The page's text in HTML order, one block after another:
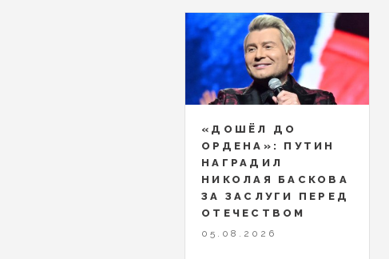
«ДОШЁЛ ДО
ОРДЕНА»: ПУТИН
НАГРАДИЛ
НИКОЛАЯ БАСКОВА
ЗА ЗАСЛУГИ ПЕРЕД
ОТЕЧЕСТВОМ
05.08.2026